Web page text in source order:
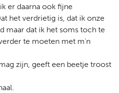
er daarna ook fijne
het verdrietig is, dat ik onze
maar dat ik het soms toch te
te moeten met m'n
zijn, geeft een beetje troost